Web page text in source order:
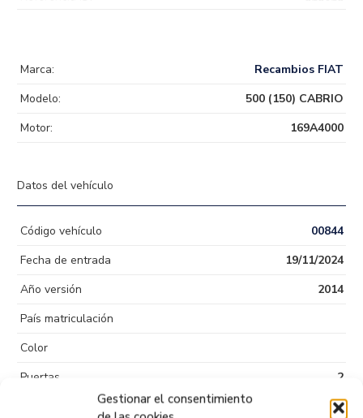
Gestionar el consentimiento
Marca:
Recambios FIAT
Modelo:
500 (150) CABRIO
Motor:
169A4000
Datos del vehículo
Código vehículo
00844
Fecha de entrada
19/11/2024
Año versión
2014
País matriculación
Color
Puertas
2
54.881